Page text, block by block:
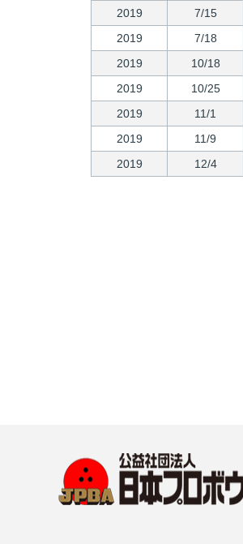
2019
7/15
2019
7/18
2019
10/18
2019
10/25
2019
11/1
2019
11/9
2019
12/4